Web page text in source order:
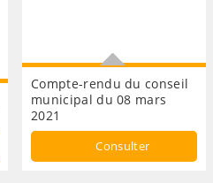
Compte-rendu du conseil
municipal du 08 mars
2021
conseil municipalConsulter